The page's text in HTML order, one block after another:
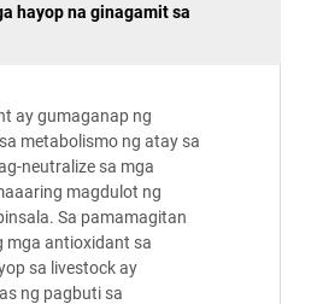
hayop na ginagamit sa
ay gumaganap ng
metabolismo ng atay sa
neutralize sa mga
magdulot ng
Sa pamamagitan
mga antioxidant sa
sa livestock ay
ng pagbuti sa